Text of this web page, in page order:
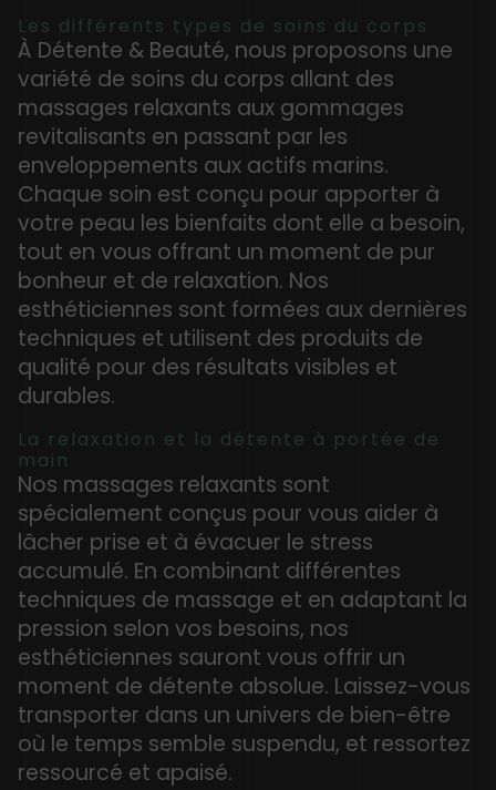
Les différents types de soins du corps
À Détente & Beauté, nous proposons une
variété de soins du corps allant des
massages relaxants aux gommages
revitalisants en passant par les
enveloppements aux actifs marins.
Chaque soin est conçu pour apporter à
votre peau les bienfaits dont elle a besoin,
tout en vous offrant un moment de pur
bonheur et de relaxation. Nos
esthéticiennes sont formées aux dernières
techniques et utilisent des produits de
qualité pour des résultats visibles et
durables.
La relaxation et la détente à portée de
main
Nos massages relaxants sont
spécialement conçus pour vous aider à
lâcher prise et à évacuer le stress
accumulé. En combinant différentes
techniques de massage et en adaptant la
pression selon vos besoins, nos
esthéticiennes sauront vous offrir un
moment de détente absolue. Laissez-vous
transporter dans un univers de bien-être
où le temps semble suspendu, et ressortez
ressourcé et apaisé.